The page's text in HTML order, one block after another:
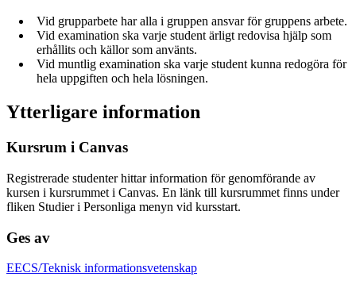
Vid grupparbete har alla i gruppen ansvar för gruppens arbete.
Vid examination ska varje student ärligt redovisa hjälp som
erhållits och källor som använts.
Vid muntlig examination ska varje student kunna redogöra för
hela uppgiften och hela lösningen.
Ytterligare information
Kursrum i Canvas
Registrerade studenter hittar information för genomförande av
kursen i kursrummet i Canvas. En länk till kursrummet finns under
fliken Studier i Personliga menyn vid kursstart.
Ges av
EECS/Teknisk informationsvetenskap